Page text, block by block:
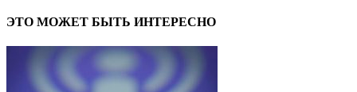
ЭТО МОЖЕТ БЫТЬ ИНТЕРЕСНО